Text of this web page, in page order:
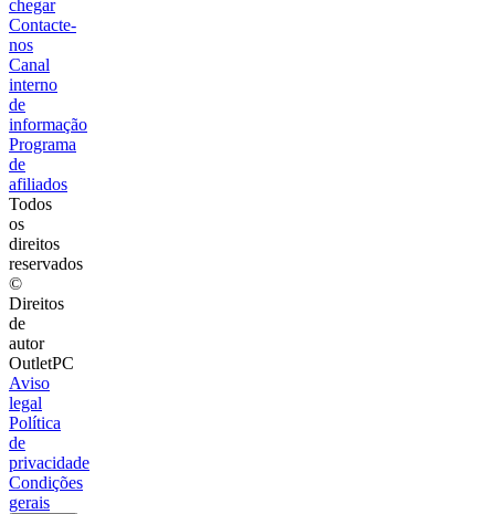
chegar
Contacte-
nos
Canal
interno
de
informação
Programa
de
afiliados
Todos
os
direitos
reservados
©
Direitos
de
autor
OutletPC
Aviso
legal
Política
de
privacidade
Condições
gerais